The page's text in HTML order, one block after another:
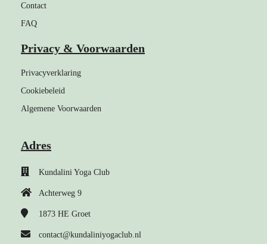
Contact
FAQ
Privacy & Voorwaarden
Privacyverklaring
Cookiebeleid
Algemene Voorwaarden
Adres
Kundalini Yoga Club
Achterweg 9
1873 HE Groet
contact@kundaliniyogaclub.nl